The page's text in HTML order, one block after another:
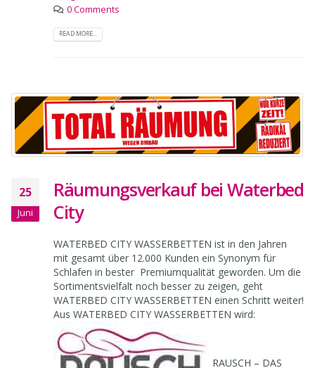
Morgana,Wasserbett
0 Comments
25
Räumungsverkauf bei Waterbed
WATERBED CITY WASSERBETTEN ist in den Jahren
mit gesamt über 12.000 Kunden ein Synonym für
Schlafen in bester Premiumqualität geworden. Um die
Sortimentsvielfalt noch besser zu zeigen, geht
WATERBED CITY WASSERBETTEN einen Schritt weiter!
Aus WATERBED CITY WASSERBETTEN wird: